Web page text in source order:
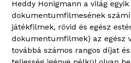
Heddy Honigmann a világ
dokumentumfilmesének
játékfilmek, rövid és egész
dokumentumfilmek) az egész
továbbá számos rangos díjat